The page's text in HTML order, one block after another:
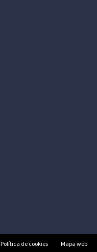
Política de cookies Mapa web